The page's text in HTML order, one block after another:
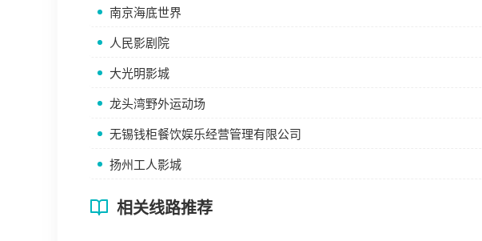
南京海底世界
人民影剧院
大光明影城
龙头湾野外运动场
无锡钱柜餐饮娱乐经营管理有限公司
扬州工人影城
相关线路推荐